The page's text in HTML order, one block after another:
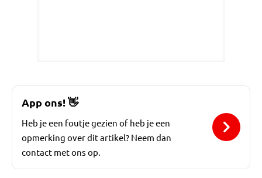
App ons!👋
Heb je een foutje gezien of heb je een
opmerking over dit artikel? Neem dan
contact met ons op.